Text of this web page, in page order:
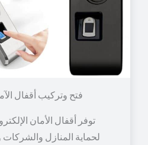
توفر أقفال الأمان
لحماية المنازل